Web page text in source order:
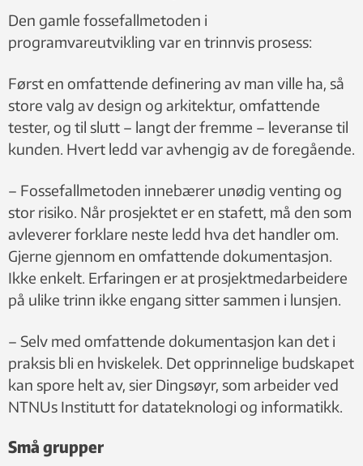
Den gamle fossefallmetoden i
programvareutvikling var en trinnvis prosess:
Først en omfattende definering av man ville ha, så
store valg av design og arkitektur, omfattende
tester, og til slutt – langt der fremme – leveranse til
kunden. Hvert ledd var avhengig av de foregående.
– Fossefallmetoden innebærer unødig venting og
stor risiko. Når prosjektet er en stafett, må den som
avleverer forklare neste ledd hva det handler om.
Gjerne gjennom en omfattende dokumentasjon.
Ikke enkelt. Erfaringen er at prosjektmedarbeidere
på ulike trinn ikke engang sitter sammen i lunsjen.
– Selv med omfattende dokumentasjon kan det i
praksis bli en hviskelek. Det opprinnelige budskapet
kan spore helt av, sier Dingsøyr, som arbeider ved
NTNUs Institutt for datateknologi og informatikk.
Små grupper